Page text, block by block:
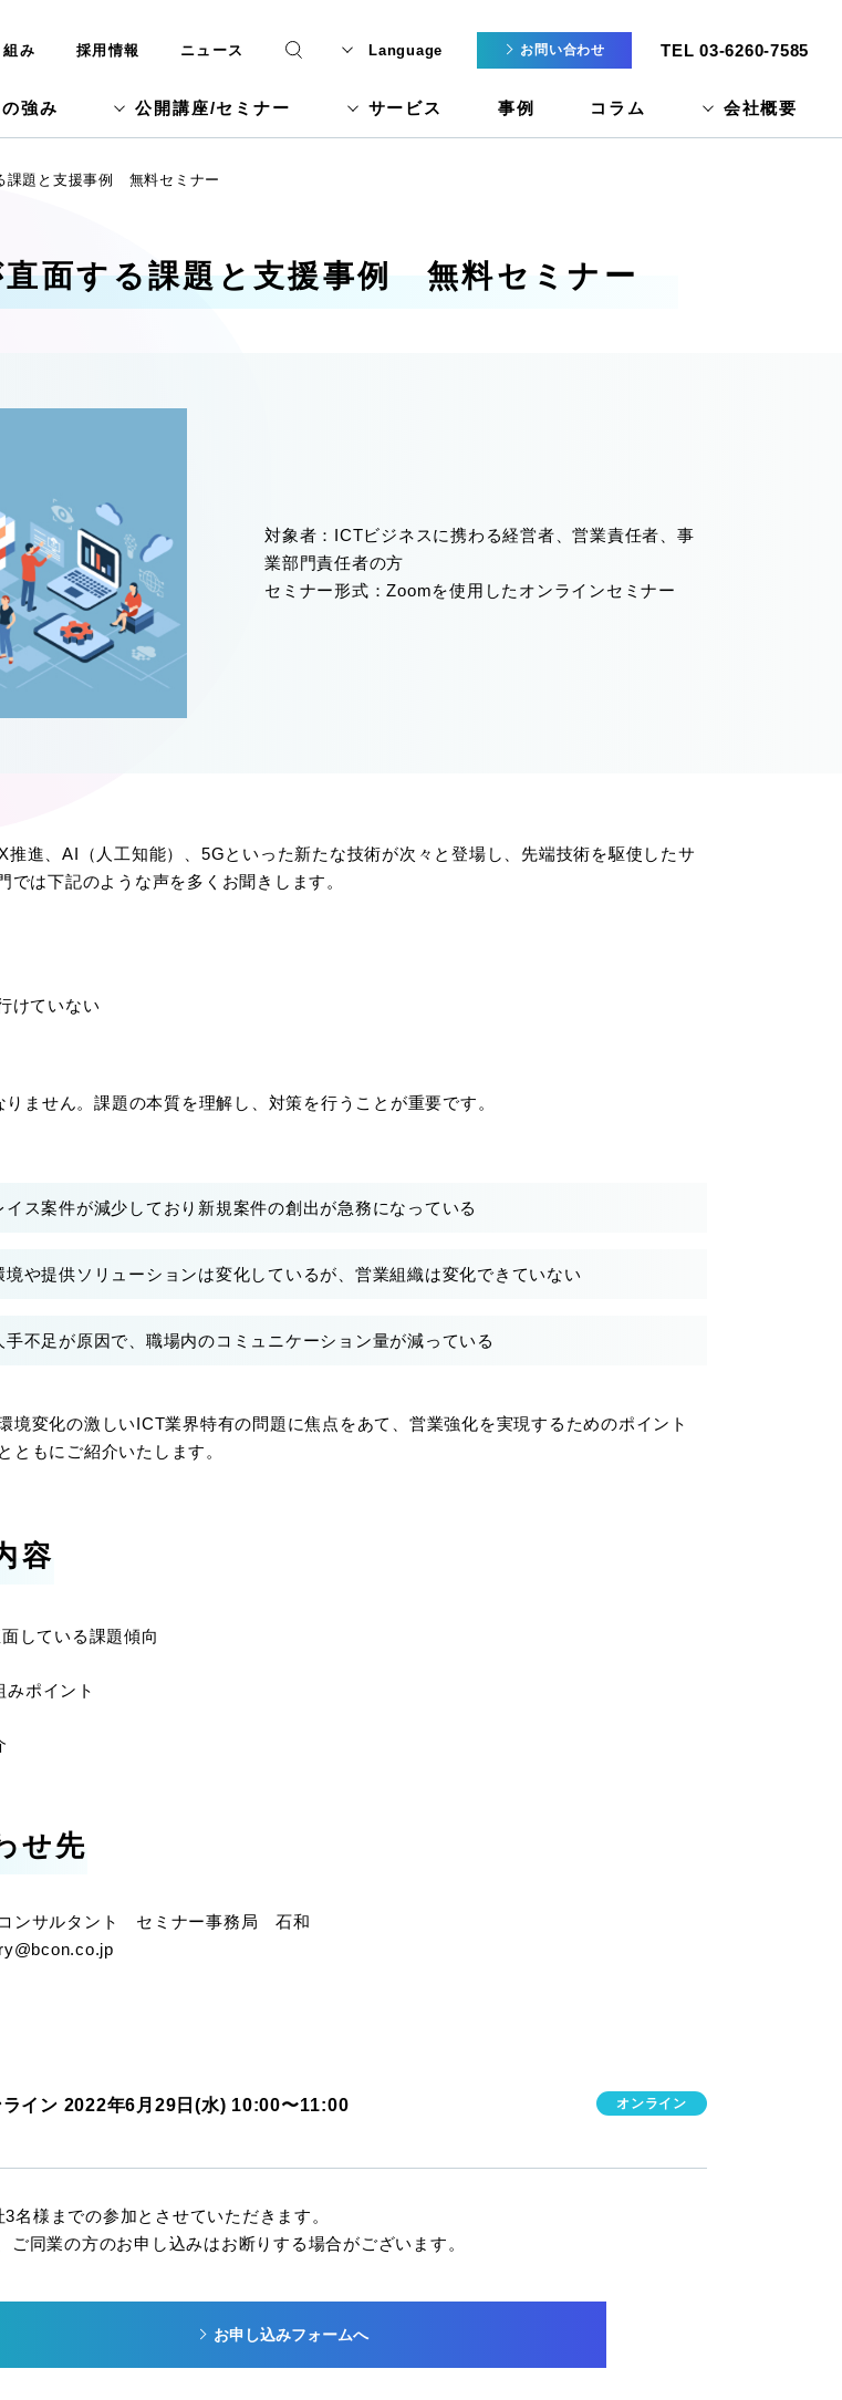
み 採用情報 ニュース Language お問い合わせ TEL 03-6260-7585
強み 公開講座/セミナー サービス 事例 コラム 会社概要
課題と支援事例 無料セミナー
面する課題と支援事例 無料セミナー
対象者：ICTビジネスに携わる経営者、営業責任者、事
業部門責任者の方
セミナー形式：Zoomを使用したオンラインセミナー
進、AI（人工知能）、5Gといった新たな技術が次々と登場し、先端技術を駆使したサ
は下記のような声を多くお聞きします。
けていない
ません。課題の本質を理解し、対策を行うことが重要です。
イス案件が減少しており新規案件の創出が急務になっている
境や提供ソリューションは変化しているが、営業組織は変化できていない
手不足が原因で、職場内のコミュニケーション量が減っている
境変化の激しいICT業界特有の問題に焦点をあて、営業強化を実現するためのポイント
ともにご紹介いたします。
容
している課題傾向
みポイント
せ先
ンサルタント セミナー事務局 石和
イン 2022年6月29日(水) 10:00〜11:00 オンライン
名様までの参加とさせていただきます。
同業の方のお申し込みはお断りする場合がございます。
お申し込みフォームへ